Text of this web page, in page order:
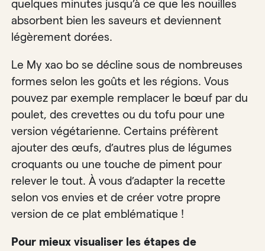
quelques minutes jusqu’à ce que les nouilles
absorbent bien les saveurs et deviennent
légèrement dorées.
Le My xao bo se décline sous de nombreuses
formes selon les goûts et les régions. Vous
pouvez par exemple remplacer le bœuf par du
poulet, des crevettes ou du tofu pour une
version végétarienne. Certains préfèrent
ajouter des œufs, d’autres plus de légumes
croquants ou une touche de piment pour
relever le tout. À vous d’adapter la recette
selon vos envies et de créer votre propre
version de ce plat emblématique !
Pour mieux visualiser les étapes de